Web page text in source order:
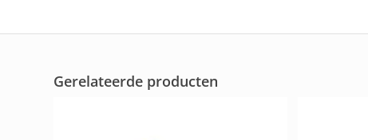
Gerelateerde producten